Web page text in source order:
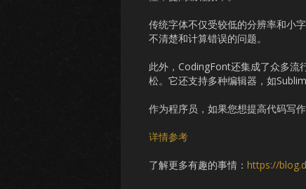
传统字体不仅受较低的分辨率和小
不清楚和计算错误的问题。
此外，CodingFont还集成了众多流
松。它还支持多种编辑器，如
作为程序员，如果您想提高代码写
详情参考
了解更多有趣的事情： https://